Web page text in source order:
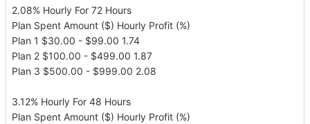
2.08% Hourly For 72 Hours
Plan Spent Amount ($) Hourly Profit (%)
Plan 1 $30.00 - $99.00 1.74
Plan 2 $100.00 - $499.00 1.87
Plan 3 $500.00 - $999.00 2.08
3.12% Hourly For 48 Hours
Plan Spent Amount ($) Hourly Profit (%)